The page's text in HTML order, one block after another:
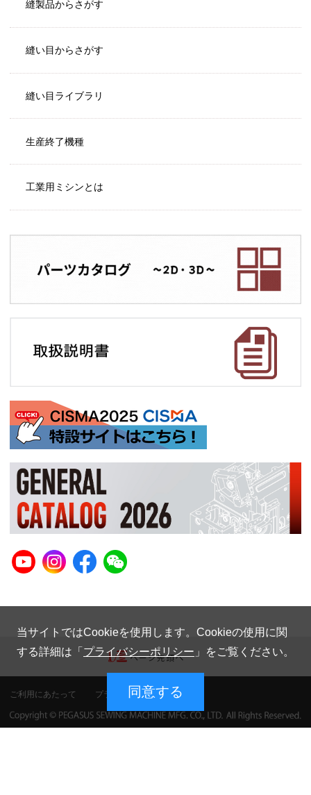
縫製品からさがす
縫い目からさがす
縫い目ライブラリ
生産終了機種
工業用ミシンとは
ご利用にあたって プライバシーポリシー
当サイトではCookieを使用します。Cookieの使用に関
する詳細は「 プライバシーポリシー 」をご覧ください。
同意する